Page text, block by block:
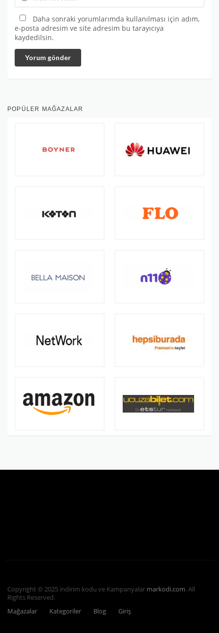
Daha sonraki yorumlarımda kullanılması için adım,
e-posta adresim ve site adresim bu tarayıcıya
kaydedilsin.
Yorum gönder
POPÜLER MAĞAZALAR
Copyright © 2025 indirim kodu ve Kampanyalar markodi.com. All
Rights Reserved.
Mağazalar
Kategoriler Blog Giriş